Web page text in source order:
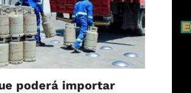
poderá importar